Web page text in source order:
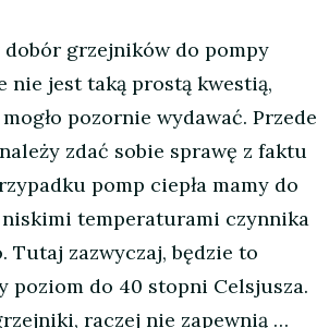
dobór grzejników do pompy
nie jest taką prostą kwestią,
pozornie wydawać. Przede
zdać sobie sprawę z faktu
pomp ciepła mamy do
temperaturami czynnika
Tutaj zazwyczaj, będzie to
poziom do 40 stopni Celsjusza.
raczej nie zapewnią …